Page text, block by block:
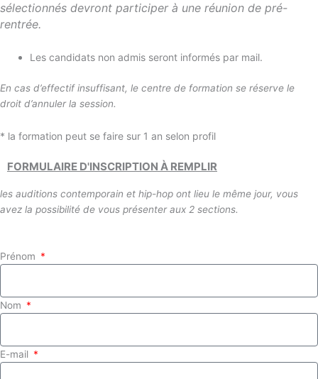
sélectionnés devront participer à une réunion de pré-
rentrée.
Les candidats non admis seront informés par mail.
En cas d’effectif insuffisant, le centre de formation se réserve le
droit d’annuler la session.
* la formation peut se faire sur 1 an selon profil
FORMULAIRE D'INSCRIPTION À REMPLIR
les auditions contemporain et hip-hop ont lieu le même jour, vous
avez la possibilité de vous présenter aux 2 sections.
Prénom
Nom
E-mail